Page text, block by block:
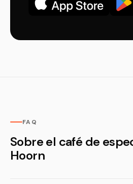
FAQ
Sobre el café de
Hoorn